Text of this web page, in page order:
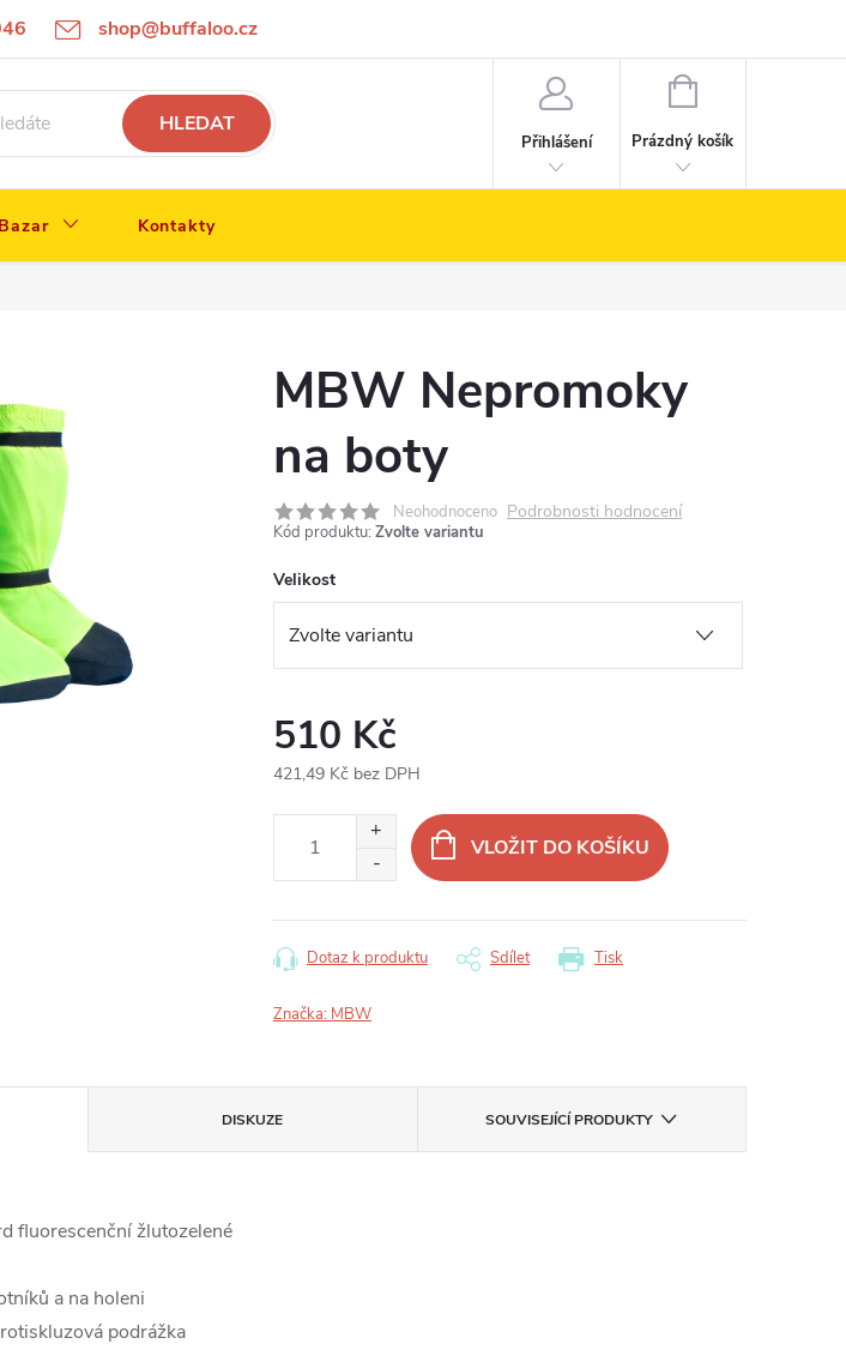
shop@buffaloo.cz
HLEDAT
Přihlášení
NÁKUPNÍ
Prázdný košík
Bazar Kontakty
MBW Nepromoky
na boty
Neohodnoceno Podrobnosti hodnocení
Kód produktu: Zvolte variantu
Velikost
510 Kč
421,49 Kč bez DPH
VLOŽIT DO KOŠÍKU
Tisk
Dotaz k produktu Sdílet
Značka: MBW
DISKUZE SOUVISEJÍCÍ PRODUKTY
fluorescenční žlutozelené
a na holeni
podrážka